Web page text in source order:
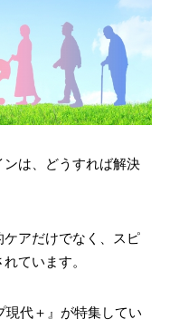
は、どうすれば解決
アだけでなく、スピ
ています。
現代＋』が特集してい